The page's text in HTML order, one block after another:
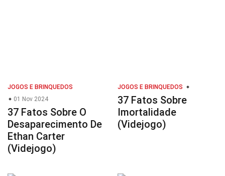
JOGOS E BRINQUEDOS
01 Nov 2024
37 Fatos Sobre O
Desaparecimento De
Ethan Carter
(Videjogo)
JOGOS E BRINQUEDOS
37 Fatos Sobre
Imortalidade
(Videjogo)